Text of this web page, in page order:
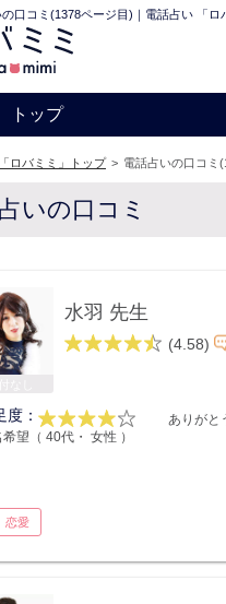
口コミ(1378ページ目)｜電話占い 「ロ
トップ
ロバミミ」トップ > 電話占いの口コミ
いの口コミ
水羽 先生
(4.58)
度：
希望（ 40代・ 女性 ）
ありがと
恋愛